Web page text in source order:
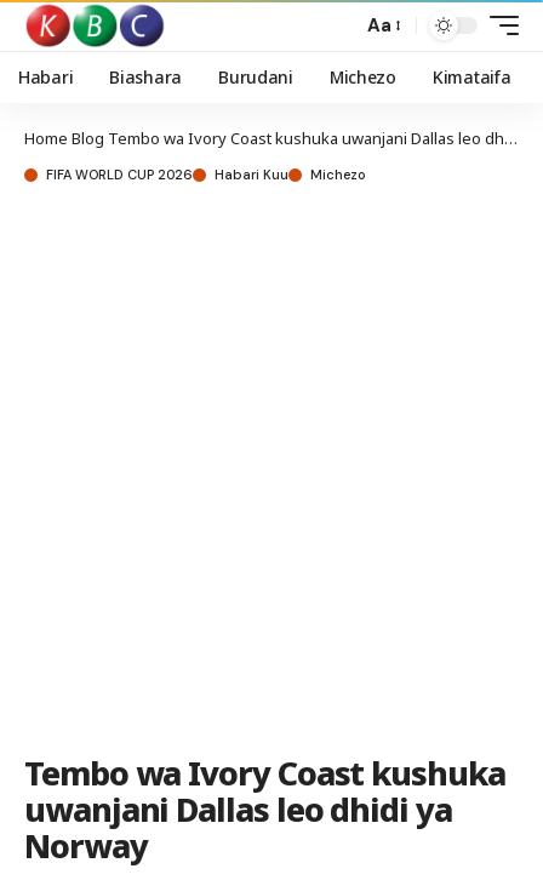
Aa
Habari Biashara Burudani Michezo Kimataifa
Home Blog Tembo wa Ivory Coast kushuka uwanjani Dallas leo dhidi ya Norway
FIFA WORLD CUP 2026 Habari Kuu Michezo
Tembo wa Ivory Coast kushuka
uwanjani Dallas leo dhidi ya
Norway